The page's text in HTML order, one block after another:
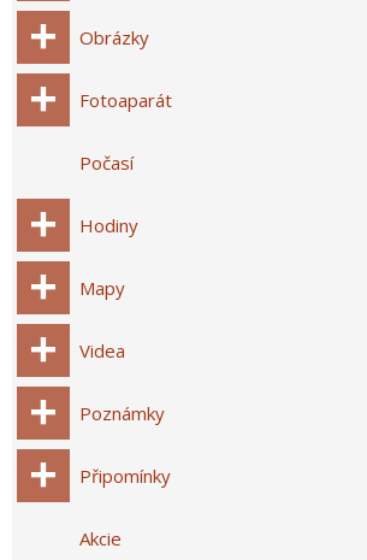
Obrázky
Fotoaparát
Počasí
Hodiny
Mapy
Videa
Poznámky
Připomínky
Akcie